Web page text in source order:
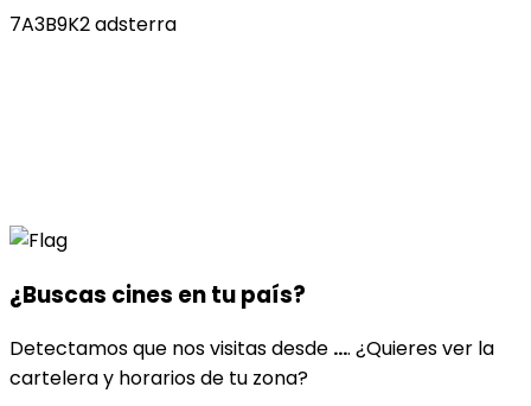
7A3B9K2 adsterra
¿Buscas cines entu país?
Detectamos que nos visitas desde .... ¿Quieres ver la
cartelera y horarios de tu zona?